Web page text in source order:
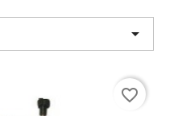

favorite_border